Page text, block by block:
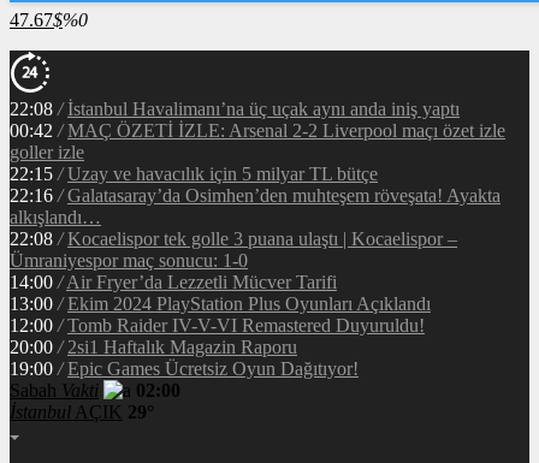
47.67$%0
22:08 / İstanbul Havalimanı’na üç uçak aynı anda iniş yaptı
00:42 / MAÇ ÖZETİ İZLE: Arsenal 2-2 Liverpool maçı özet izle
goller izle
22:15 / Uzay ve havacılık için 5 milyar TL bütçe
22:16 / Galatasaray’da Osimhen’den muhteşem röveşata! Ayakta
alkışlandı…
22:08 / Kocaelispor tek golle 3 puana ulaştı | Kocaelispor –
Ümraniyespor maç sonucu: 1-0
14:00 / Air Fryer’da Lezzetli Mücver Tarifi
13:00 / Ekim 2024 PlayStation Plus Oyunları Açıklandı
12:00 / Tomb Raider IV-V-VI Remastered Duyuruldu!
20:00 / 2si1 Haftalık Magazin Raporu
19:00 / Epic Games Ücretsiz Oyun Dağıtıyor!
Sabah Vakti
02:00
İstanbul AÇIK 29°